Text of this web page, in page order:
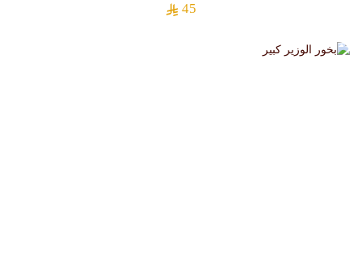
45